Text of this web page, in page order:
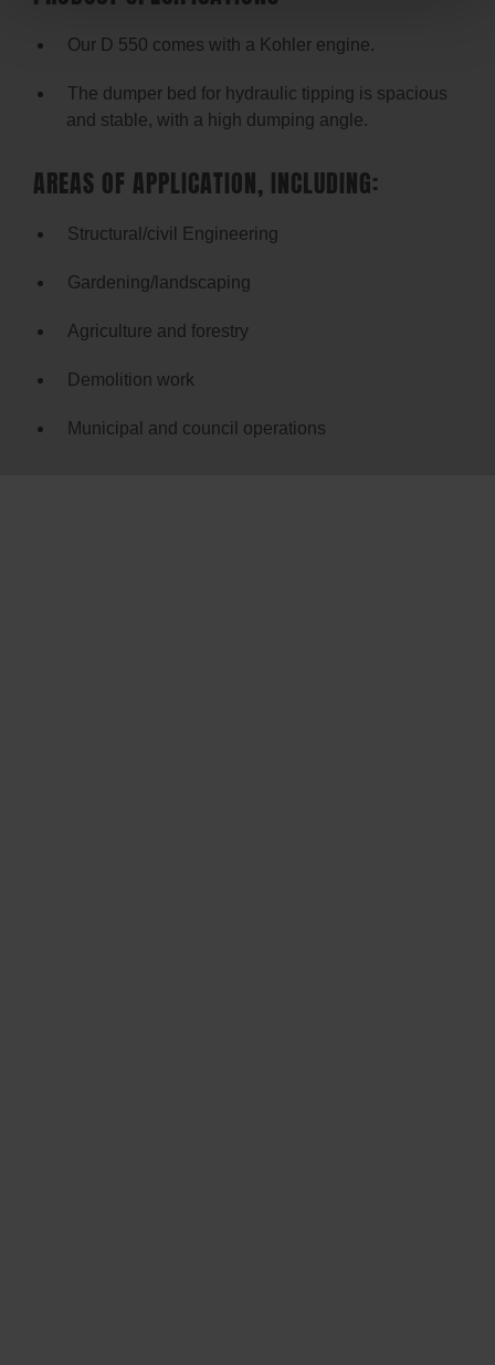
Our D 550 comes with a Kohler engine.
The dumper bed for hydraulic tipping is spacious
and stable, with a high dumping angle.
AREAS OF APPLICATION, INCLUDING:
Structural/civil Engineering
Gardening/landscaping
Agriculture and forestry
Demolition work
Municipal and council operations